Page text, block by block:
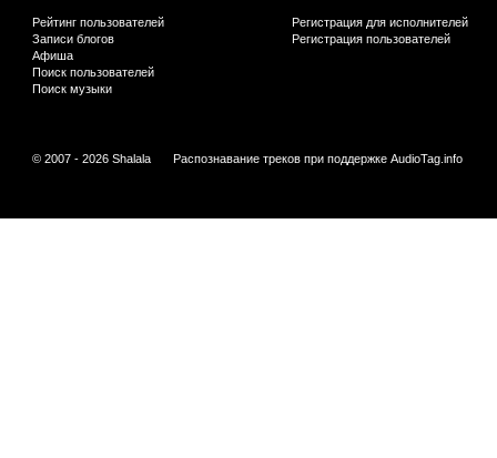
Рейтинг пользователей
Записи блогов
Афиша
Поиск пользователей
Поиск музыки
Регистрация для исполнителей
Регистрация пользователей
© 2007 - 2026 Shalala Распознавание треков при поддержке AudioTag.info